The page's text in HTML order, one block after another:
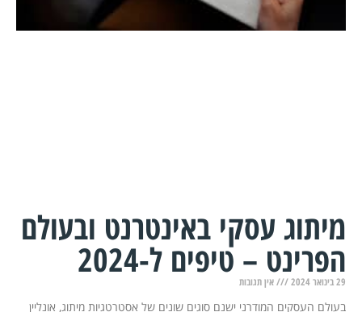
מיתוג עסקי באינטרנט ובעולם
הפרינט – טיפים ל-2024
29 בינואר 2024 אין תגובות
בעולם העסקים המודרני ישנם סוגים שונים של אסטרטגיות מיתוג, אונליין